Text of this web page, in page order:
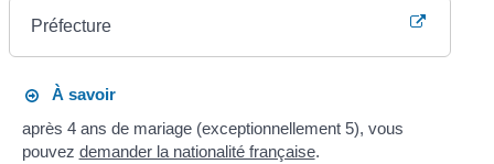
Préfecture
À savoir
après 4 ans de mariage (exceptionnellement 5), vous
pouvez demander la nationalité française.